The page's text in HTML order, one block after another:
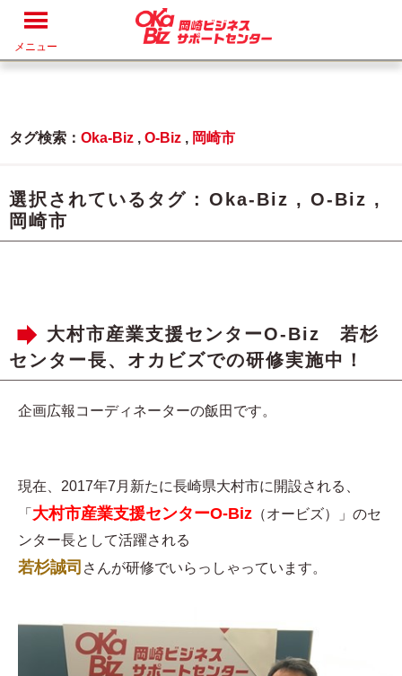
メニュー
タグ検索： Oka-Biz , O-Biz , 岡崎市
選択されているタグ : Oka-Biz , O-Biz ,
岡崎市
大村市産業支援センターO-Biz 若杉
センター長、オカビズでの研修実施中！
企画広報コーディネーターの飯田です。
現在、2017年7月新たに長崎県大村市に開設される、
「 大村市産業支援センターO-Biz （オービズ）」のセ
ンター長として活躍される
若杉誠司 さんが研修でいらっしゃっています。